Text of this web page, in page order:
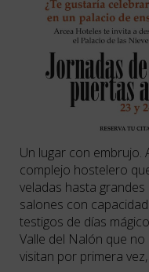
Un lugar con embrujo.
complejo hostelero
veladas hasta
salones con
testigos de días
Valle del Nalón que
visitan por primera